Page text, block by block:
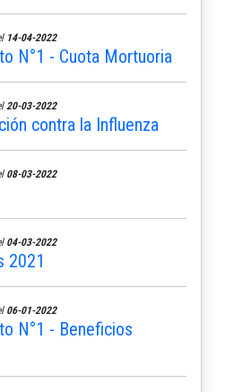
14-04-2022
N°1 - Cuota Mortuoria
20-03-2022
contra la Influenza
08-03-2022
04-03-2022
2021
06-01-2022
N°1 - Beneficios